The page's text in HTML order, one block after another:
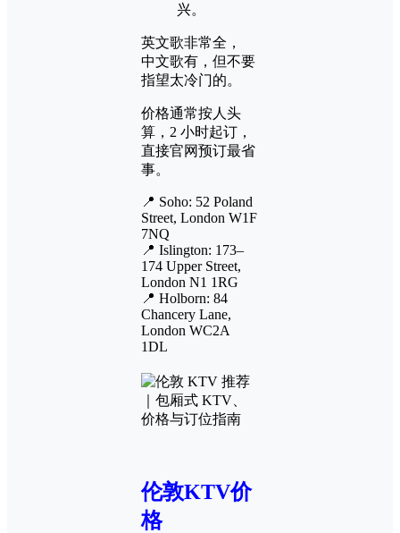
兴。
英文歌非常全，
中文歌有，但不要
指望太冷门的。
价格通常按人头
算，2 小时起订，
直接官网预订最省
事。
📍 Soho: 52 Poland
Street, London W1F
7NQ
📍 Islington: 173–
174 Upper Street,
London N1 1RG
📍 Holborn: 84
Chancery Lane,
London WC2A
1DL
伦敦KTV价
格